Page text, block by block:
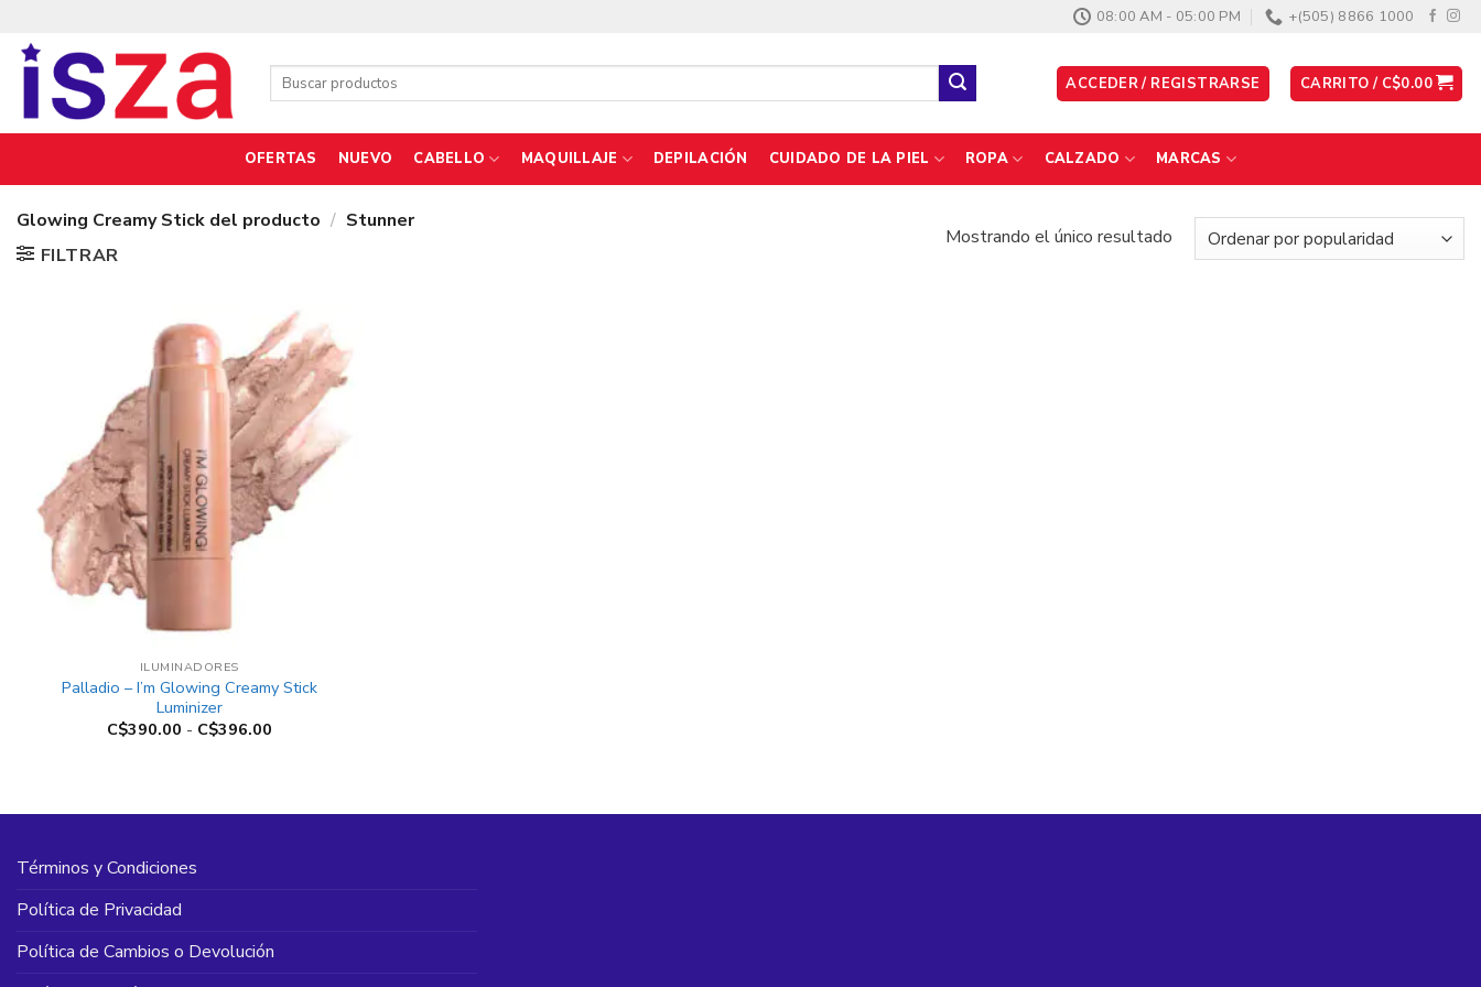
contenido
08:00 AM - 05:00 PM +(505) 8866 1000
Buscar
ACCEDER / REGISTRARSE CARRITO / C$0.00
OFERTAS NUEVO CABELLO MAQUILLAJE DEPILACIÓN CUIDADO DE LA PIEL ROPA CALZADO MARCAS
Glowing Creamy Stick del producto / Stunner
FILTRAR
Mostrando el único resultado
ILUMINADORES
Palladio – I’m Glowing Creamy Stick
Luminizer
C$390.00 - C$396.00Rango
C$396.00
Términos y Condiciones
Política de Privacidad
Política de Cambios o Devolución